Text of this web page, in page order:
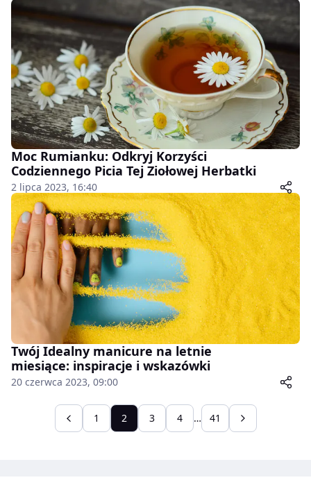
Moc Rumianku: Odkryj Korzyści
Codziennego Picia Tej Ziołowej Herbatki
2 lipca 2023, 16:40
Twój Idealny manicure na letnie
miesiące: inspiracje i wskazówki
20 czerwca 2023, 09:00
1 2 3 4 … 41